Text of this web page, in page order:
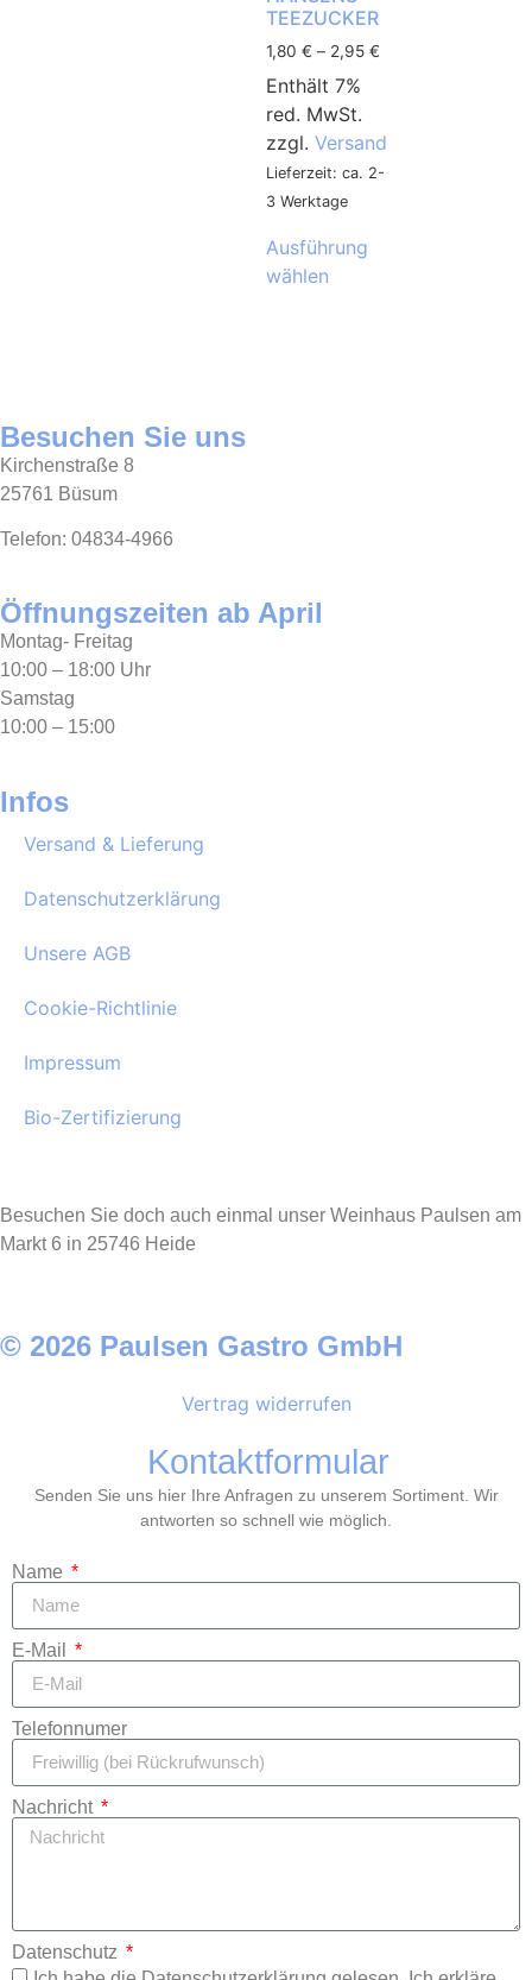
TEEZUCKER
1,80 € – 2,95 €
Enthält 7%
red. MwSt.
zzgl. Versand
Lieferzeit: ca. 2-
3 Werktage
Ausführung
wählen
Besuchen Sie uns
Kirchenstraße 8
25761 Büsum
Telefon: 04834-4966
Öffnungszeiten ab April
Montag- Freitag
10:00 – 18:00 Uhr
Samstag
10:00 – 15:00
Infos
Versand & Lieferung
Datenschutzerklärung
Unsere AGB
Cookie-Richtlinie
Impressum
Bio-Zertifizierung
Besuchen Sie doch auch einmal unser Weinhaus Paulsen am
Markt 6 in 25746 Heide
© 2026 Paulsen Gastro GmbH
Vertrag widerrufen
Kontaktformular
Senden Sie uns hier Ihre Anfragen zu unserem Sortiment. Wir
antworten so schnell wie möglich.
Name
E-Mail
Telefonnumer
Nachricht
Datenschutz